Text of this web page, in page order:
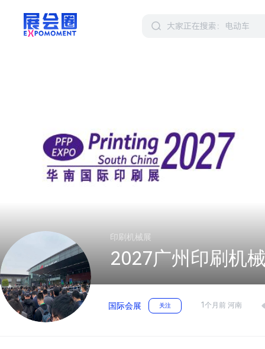
印刷机械展
2027广州印刷机
国际会展 关注 1个月前 河南